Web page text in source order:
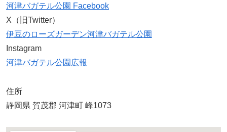
河津バガテル公園 Facebook
X（旧Twitter）
伊豆のローズガーデン河津バガテル公園
Instagram
河津バガテル公園広報
住所
静岡県 賀茂郡 河津町 峰1073